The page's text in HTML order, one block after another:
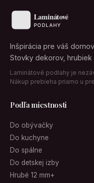
Inšpirácia pre váš
Stovky dekorov,
Laminátové podlahy je
Nákup prebieha priamo u
Podľa miestnosti
Do obývačky
Do kuchyne
Do spálne
Do detskej izby
Hrubé 12 mm+